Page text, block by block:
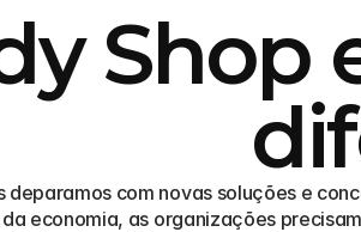
Shop
deparamos com novas soluções e
economia, as organizações